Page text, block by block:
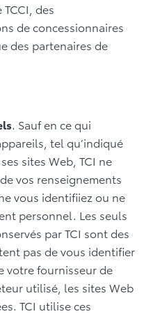
des
de concessionnaires
des partenaires de
. Sauf en ce qui
tel qu’indiqué
sites Web, TCI ne
vos renseignements
vous identifiiez ou ne
personnel. Les seuls
par TCI sont des
pas de vous identifier
votre fournisseur de
utilisé, les sites Web
TCI utilise ces